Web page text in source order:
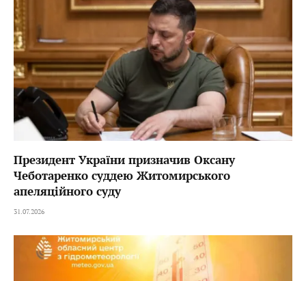
Президент України призначив Оксану
Чеботаренко суддею Житомирського
апеляційного суду
31.07.2026